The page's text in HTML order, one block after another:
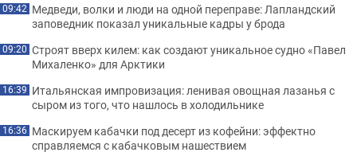
09:42 Медведи, волки и люди на одной переправе: Лапландский
заповедник показал уникальные кадры у брода
09:20 Строят вверх килем: как создают уникальное судно «Павел
Михаленко» для Арктики
16:39 Итальянская импровизация: ленивая овощная лазанья с
сыром из того, что нашлось в холодильнике
16:36 Маскируем кабачки под десерт из кофейни: эффектно
справляемся с кабачковым нашествием